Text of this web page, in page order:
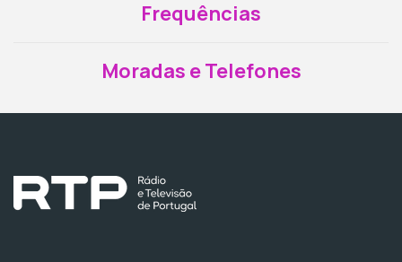
Frequências
Moradas e Telefones